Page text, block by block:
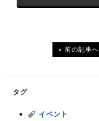
« 前の記事へ
タグ
イベント